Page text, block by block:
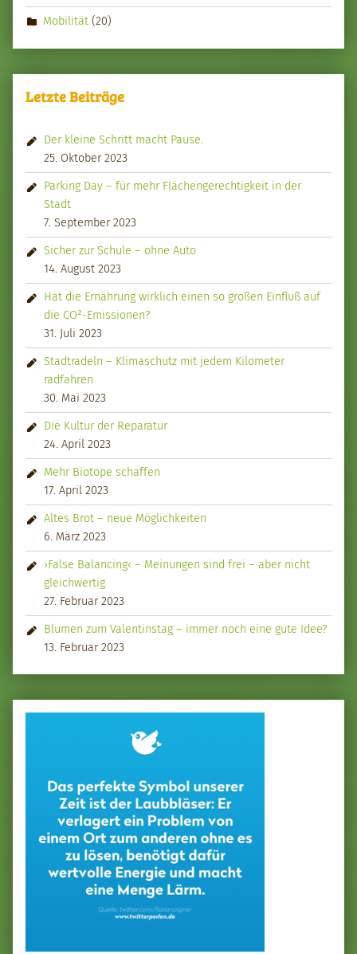
Mobilität (20)
Letzte Beiträge
Der kleine Schritt macht Pause.
25. Oktober 2023
Parking Day – für mehr Flächengerechtigkeit in der
Stadt
7. September 2023
Sicher zur Schule – ohne Auto
14. August 2023
Hat die Ernährung wirklich einen so großen Einfluß auf
die CO²-Emissionen?
31. Juli 2023
Stadtradeln – Klimaschutz mit jedem Kilometer
radfahren
30. Mai 2023
Die Kultur der Reparatur
24. April 2023
Mehr Biotope schaffen
17. April 2023
Altes Brot – neue Möglichkeiten
6. März 2023
›False Balancing‹ – Meinungen sind frei – aber nicht
gleichwertig
27. Februar 2023
Blumen zum Valentinstag – immer noch eine gute Idee?
13. Februar 2023